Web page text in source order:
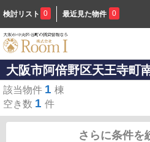
検討リスト 0 最近見た物件 0
大阪市阿倍野区天王寺町
該当物件 1 棟
空き数 1 件
さらに条件を